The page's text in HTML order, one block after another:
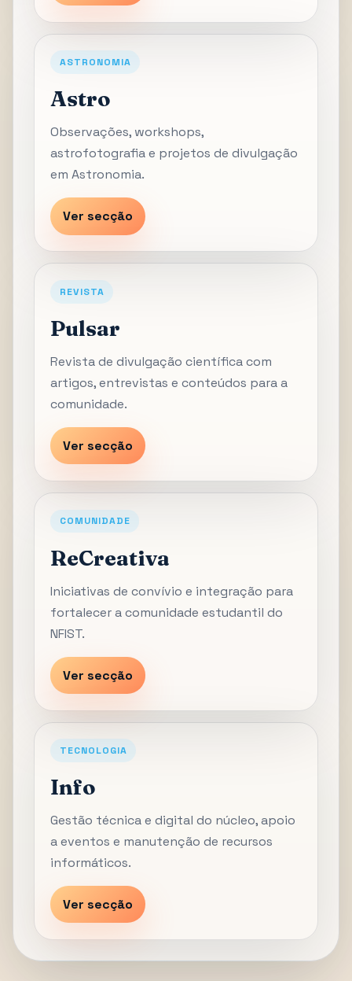
ASTRONOMIA
Astro
Observações, workshops,
astrofotografia e projetos de divulgação
em Astronomia.
Ver secção
REVISTA
Pulsar
Revista de divulgação científica com
artigos, entrevistas e conteúdos para a
comunidade.
Ver secção
COMUNIDADE
ReCreativa
Iniciativas de convívio e integração para
fortalecer a comunidade estudantil do
NFIST.
Ver secção
TECNOLOGIA
Info
Gestão técnica e digital do núcleo, apoio
a eventos e manutenção de recursos
informáticos.
Ver secção